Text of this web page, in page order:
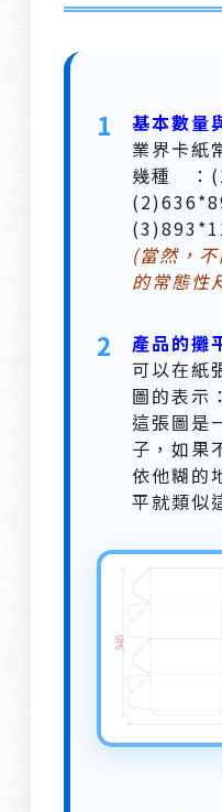
1
基本數量
業界卡紙
幾種 ：
(當然，
的常態性
2
產品的攤
可以在紙
圖的表示：
這張圖是
子，如果
依他糊的
平就類似